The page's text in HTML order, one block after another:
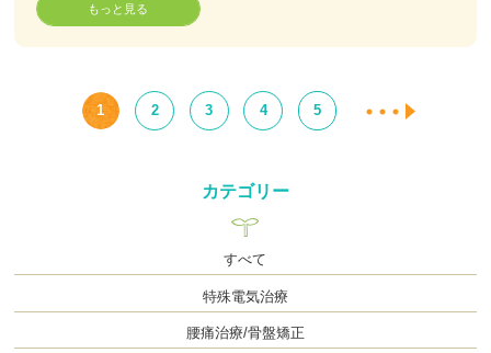
もっと見る
1 2 3 4 5
カテゴリー
すべて
特殊電気治療
腰痛治療/骨盤矯正